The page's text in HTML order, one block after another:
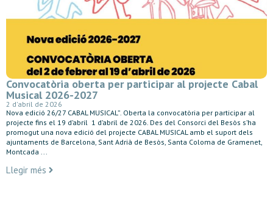
Convocatòria oberta per participar al projecte Cabal
Musical 2026-2027
2 d'abril de 2026
Nova edició 26/27 CABAL MUSICAL”. Oberta la convocatòria per participar al
projecte fins el 19 d’abril 1 d’abril de 2026. Des del Consorci del Besòs s’ha
promogut una nova edició del projecte CABAL MUSICAL amb el suport dels
ajuntaments de Barcelona, Sant Adrià de Besòs, Santa Coloma de Gramenet,
Montcada ...
Llegir més